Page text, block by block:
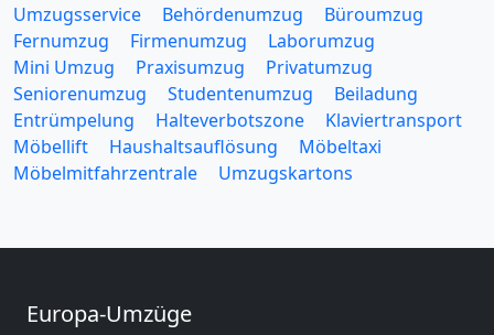
Umzugsservice Behördenumzug
Büroumzug
Fernumzug
Firmenumzug
Laborumzug
Mini Umzug
Praxisumzug
Privatumzug
Seniorenumzug
Studentenumzug
Beiladung
Entrümpelung
Halteverbotszone
Klaviertransport
Möbellift
Haushaltsauflösung
Möbeltaxi
Möbelmitfahrzentrale
Umzugskartons
Europa-Umzüge